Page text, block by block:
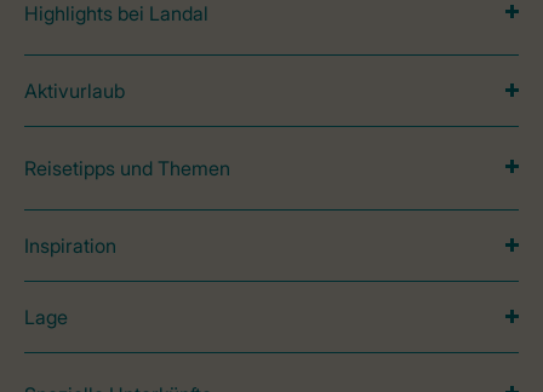
Highlights bei Landal
Aktivurlaub
Reisetipps und Themen
Inspiration
Lage